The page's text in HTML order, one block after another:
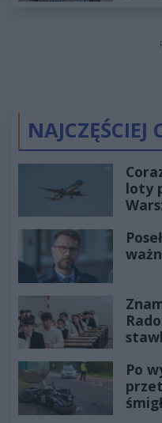
NAJCZĘŚCIEJ
loty
Po